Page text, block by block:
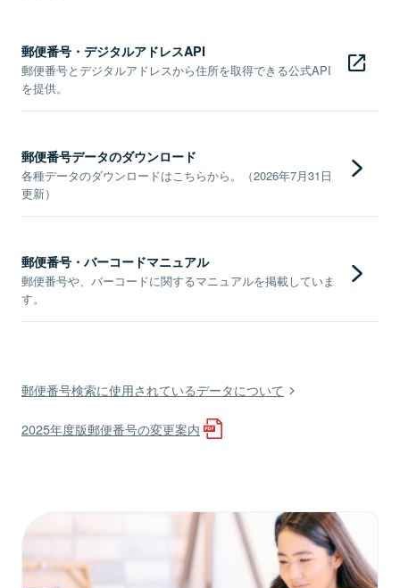
郵便番号・デジタルアドレスAPI
郵便番号とデジタルアドレスから住所を取得できる公式API
を提供。
郵便番号データのダウンロード
各種データのダウンロードはこちらから。（2026年7月31日
更新）
郵便番号・バーコードマニュアル
郵便番号や、バーコードに関するマニュアルを掲載していま
す。
郵便番号検索に使用されているデータについて
2025年度版郵便番号の変更案内